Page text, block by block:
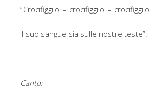
“Crocifiggilo! – crocifiggilo! – crocifiggilo!
Il suo sangue sia sulle nostre teste”.
Canto: